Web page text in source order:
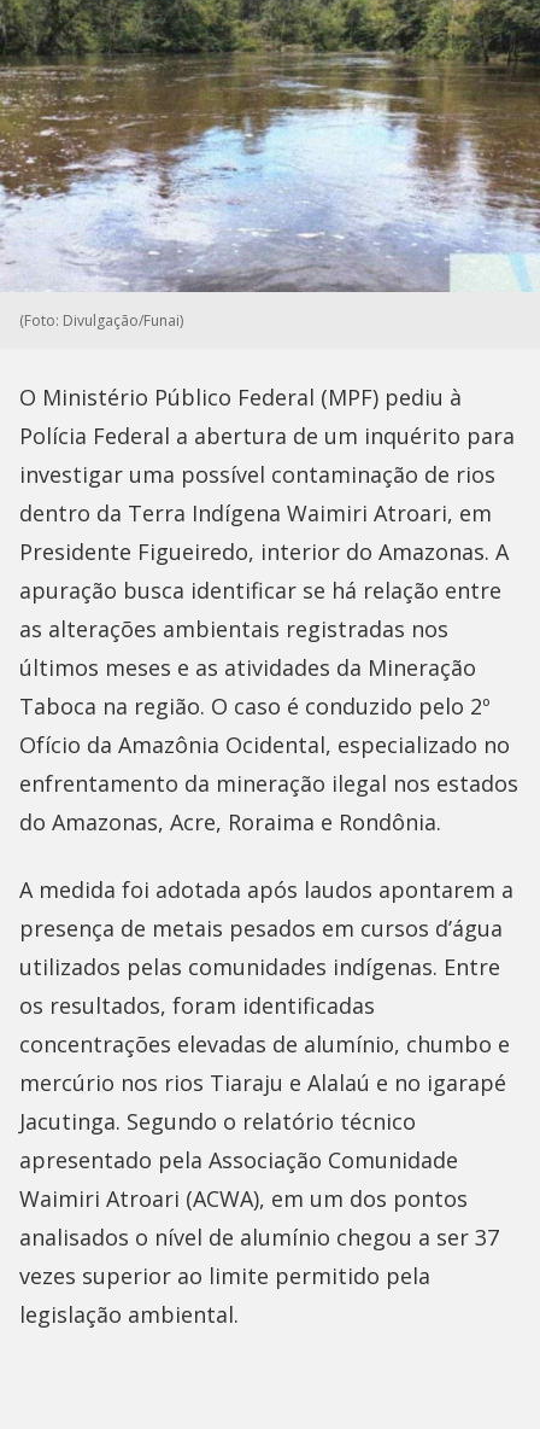
(Foto: Divulgação/Funai)
O Ministério Público Federal (MPF) pediu à
Polícia Federal a abertura de um inquérito para
investigar uma possível contaminação de rios
dentro da Terra Indígena Waimiri Atroari, em
Presidente Figueiredo, interior do Amazonas. A
apuração busca identificar se há relação entre
as alterações ambientais registradas nos
últimos meses e as atividades da Mineração
Taboca na região. O caso é conduzido pelo 2º
Ofício da Amazônia Ocidental, especializado no
enfrentamento da mineração ilegal nos estados
do Amazonas, Acre, Roraima e Rondônia.
A medida foi adotada após laudos apontarem a
presença de metais pesados em cursos d’água
utilizados pelas comunidades indígenas. Entre
os resultados, foram identificadas
concentrações elevadas de alumínio, chumbo e
mercúrio nos rios Tiaraju e Alalaú e no igarapé
Jacutinga. Segundo o relatório técnico
apresentado pela Associação Comunidade
Waimiri Atroari (ACWA), em um dos pontos
analisados o nível de alumínio chegou a ser 37
vezes superior ao limite permitido pela
legislação ambiental.